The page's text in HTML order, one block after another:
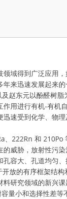
域得到广泛应用，
来迅速发展起来
赵东元以酚醛树脂
作用进行有机-有机
速受到化学、物
222Rn 和 210Po
威胁，放射性污染
孔容大、孔道均匀
放的有序框架结构
研究领域的新兴课
量小和选择性差等